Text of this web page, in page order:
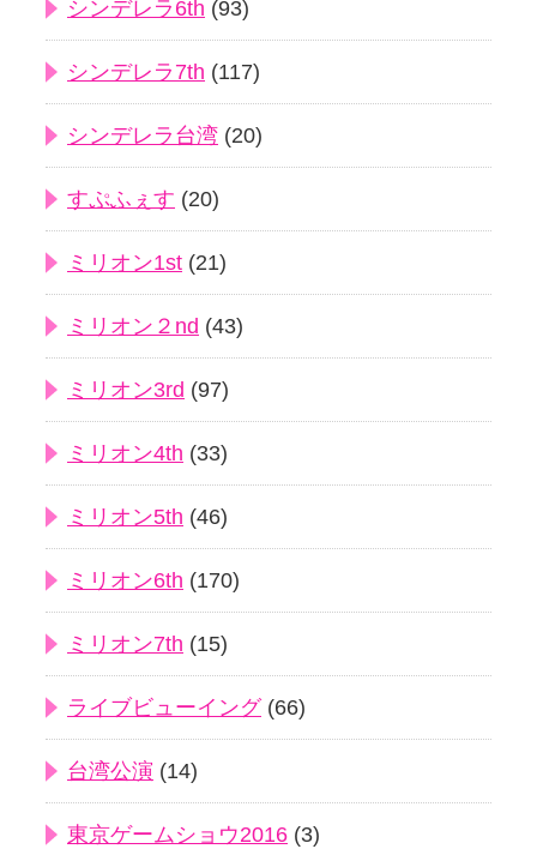
シンデレラ6th (93)
シンデレラ7th (117)
シンデレラ台湾 (20)
すぷふぇす (20)
ミリオン1st (21)
ミリオン２nd (43)
ミリオン3rd (97)
ミリオン4th (33)
ミリオン5th (46)
ミリオン6th (170)
ミリオン7th (15)
ライブビューイング(66)
台湾公演 (14)
東京ゲームショウ2016 (3)